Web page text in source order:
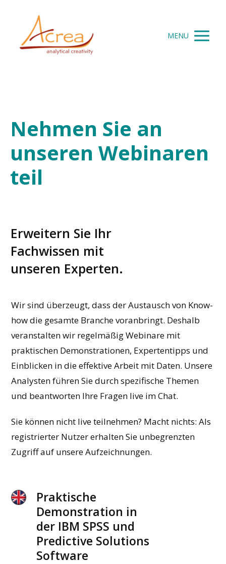
MENU
Nehmen Sie an
unseren Webinaren
teil
Erweitern Sie Ihr
Fachwissen mit
unseren Experten.
Wir sind überzeugt, dass der Austausch von Know-
how die gesamte Branche voranbringt. Deshalb
veranstalten wir regelmäßig Webinare mit
praktischen Demonstrationen, Expertentipps und
Einblicken in die effektive Arbeit mit Daten. Unsere
Analysten führen Sie durch spezifische Themen
und beantworten Ihre Fragen live im Chat.
Sie können nicht live teilnehmen? Macht nichts: Als
registrierter Nutzer erhalten Sie unbegrenzten
Zugriff auf unsere Aufzeichnungen.
Praktische
Demonstration in
der IBM SPSS und
Predictive Solutions
Software